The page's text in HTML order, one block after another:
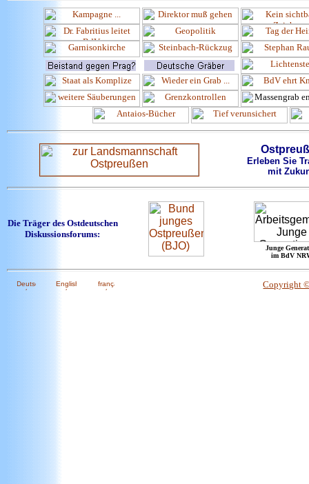
Erleben Sie
mit
Die Träger des Ostdeutschen
Diskussionsforums:
Junge
im BdV
Copyright